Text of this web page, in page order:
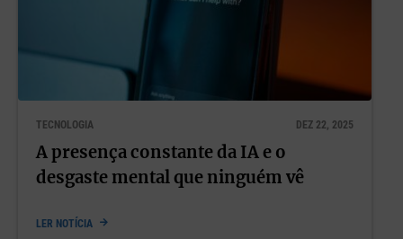
TECNOLOGIA DEZ 22, 2025
A presença constante da IA e o
desgaste mental que ninguém vê
LER NOTÍCIA